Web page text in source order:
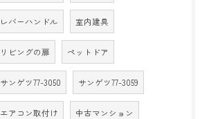
レバーハンドル 室内建具
リビングの扉 ペットドア
サンゲツ77-3050 サンゲツ77-3059
エアコン取付け 中古マンション